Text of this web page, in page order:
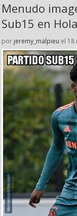
Menudo
Sub15 en
por jeremy_malpieu el 18